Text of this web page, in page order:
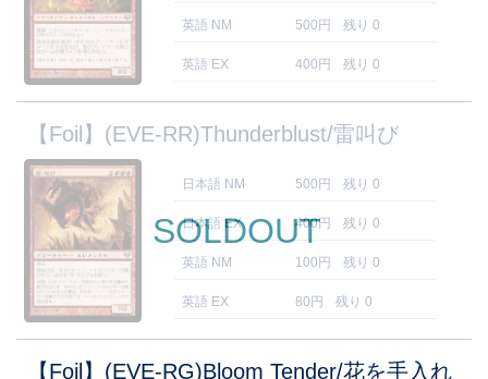
英語 NM 500円 残り 0
英語 EX 400円 残り 0
【Foil】(EVE-RR)Thunderblust/雷叫び
日本語 NM 500円 残り 0
日本語 EX 400円 残り 0
英語 NM 100円 残り 0
英語 EX 80円 残り 0
SOLDOUT
【Foil】(EVE-RG)Bloom Tender/花を手入れ